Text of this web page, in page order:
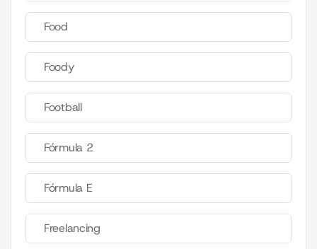
Food
Foody
Football
Fórmula 2
Fórmula E
Freelancing